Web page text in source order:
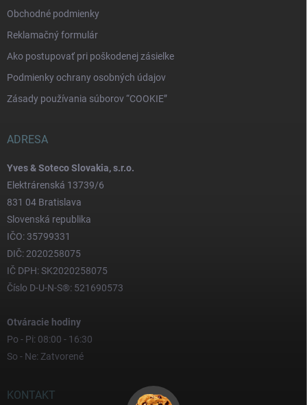
Obchodné podmienky
Reklamačný formulár
Ako postupovať pri poškodenej zásielke
Podmienky ochrany osobných údajov
Zásady používania súborov “COOKIE”
ADRESA
Yves & Soteco Slovakia, s.r.o.
Elektrárenská 13739/6
831 04 Bratislava
Slovenská republika
IČO: 35799331
DIČ: 2020258075
IČ DPH: SK2020258075
Číslo D-U-N-S®: 521690573
Otváracie hodiny
Po - Pi: 08:00 - 16:30
So - Ne: Zatvorené
KONTAKT